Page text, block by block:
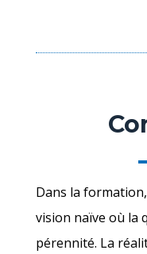
Dans la
vision naïve où la
pérennité. La